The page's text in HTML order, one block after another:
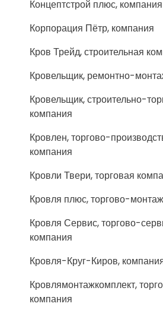
Концептстрой плюс, компания
Корпорация Пётр, компания
Кров Трейд, строительная
Кровельщик, ремонтно-
Кровельщик, строительно-
компания
Кровлен, торгово-
компания
Кровли Твери, торговая
Кровля плюс, торгово-
Кровля Сервис, торгово-
компания
Кровля-Круг-Киров,
Кровлямонтажкомплект,
компания